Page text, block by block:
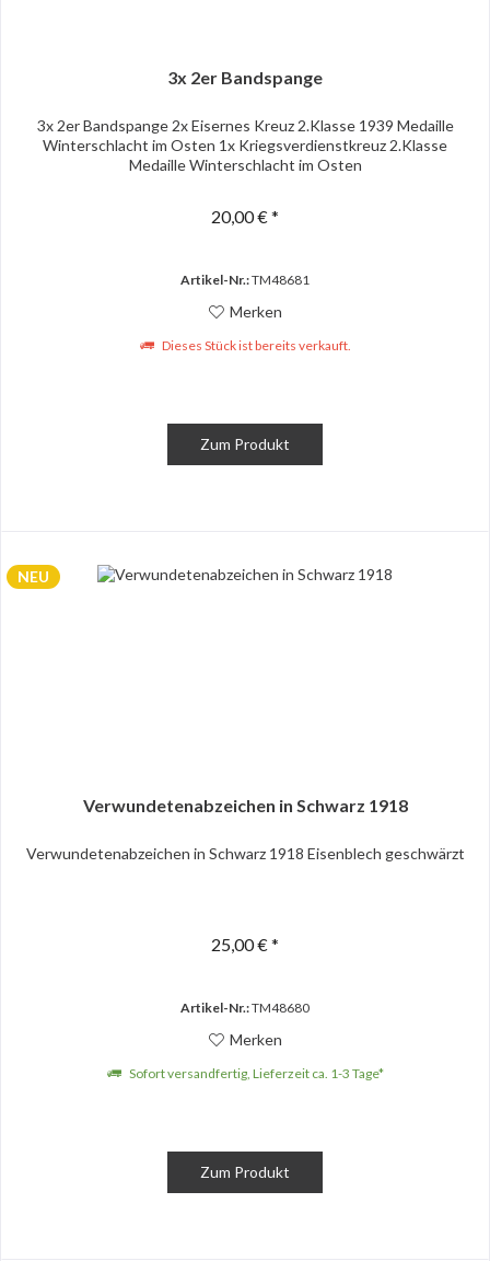
3x 2er Bandspange
3x 2er Bandspange 2x Eisernes Kreuz 2.Klasse 1939 Medaille
Winterschlacht im Osten 1x Kriegsverdienstkreuz 2.Klasse
Medaille Winterschlacht im Osten
20,00 € *
Artikel-Nr.:TM48681
Merken
Dieses Stück ist bereits verkauft.
Zum Produkt
NEU
Verwundetenabzeichen in Schwarz 1918
Verwundetenabzeichen in Schwarz 1918 Eisenblech geschwärzt
25,00 € *
Artikel-Nr.:TM48680
Merken
Sofort versandfertig, Lieferzeit ca. 1-3 Tage*
Zum Produkt